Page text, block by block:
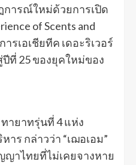
การณ์ใหม่ด้วยการเปิด
of Scents and
ารเอเชียทีค เดอะริเวอร์
ที่ 25 ของยุคใหม่ของ
ายาทรุ่นที่ 4 แห่ง
าร กล่าวว่า “เฌอเอม”
าไทยที่ไม่เคยจางหาย